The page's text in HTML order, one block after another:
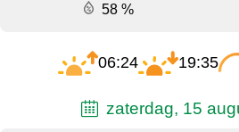
58 %
06:24 19:35
zaterdag, 15